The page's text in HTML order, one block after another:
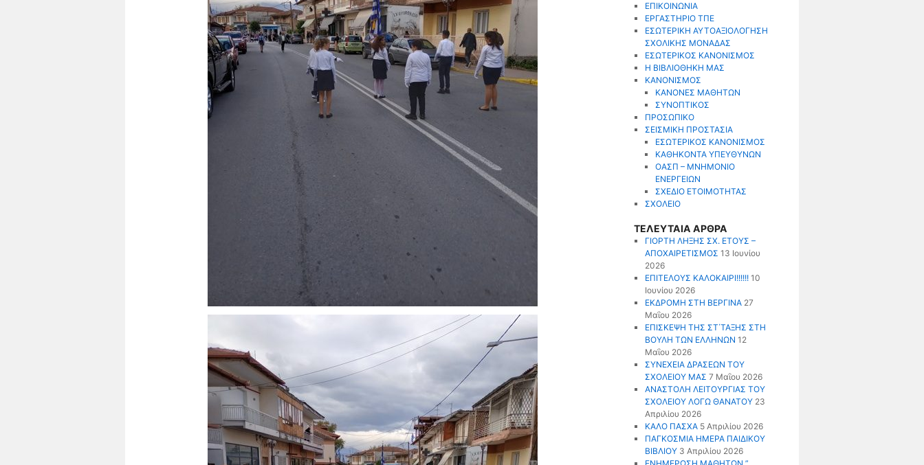
ΕΠΙΚΟΙΝΩΝΙΑ
ΕΡΓΑΣΤΗΡΙΟ ΤΠΕ
ΕΣΩΤΕΡΙΚΗ ΑΥΤΟΑΞΙΟΛΟΓΗΣΗ
ΣΧΟΛΙΚΗΣ ΜΟΝΑΔΑΣ
ΕΣΩΤΕΡΙΚΟΣ ΚΑΝΟΝΙΣΜΟΣ
Η ΒΙΒΛΙΟΘΗΚΗ ΜΑΣ
ΚΑΝΟΝΙΣΜΟΣ
ΚΑΝΟΝΕΣ ΜΑΘΗΤΩΝ
ΣΥΝΟΠΤΙΚΟΣ
ΠΡΟΣΩΠΙΚΟ
ΣΕΙΣΜΙΚΗ ΠΡΟΣΤΑΣΙΑ
ΕΣΩΤΕΡΙΚΟΣ ΚΑΝΟΝΙΣΜΟΣ
ΚΑΘΗΚΟΝΤΑ ΥΠΕΥΘΥΝΩΝ
ΟΑΣΠ – ΜΝΗΜΟΝΙΟ
ΕΝΕΡΓΕΙΩΝ
ΣΧΕΔΙΟ ΕΤΟΙΜΟΤΗΤΑΣ
ΣΧΟΛΕΙΟ
ΤΕΛΕΥΤΑΙΑ ΑΡΘΡΑ
ΓΙΟΡΤΗ ΛΗΞΗΣ ΣΧ. ΕΤΟΥΣ –
ΑΠΟΧΑΙΡΕΤΙΣΜΟΣ 13 Ιουνίου
2026
ΕΠΙΤΕΛΟΥΣ ΚΑΛΟΚΑΙΡΙ!!!!!! 10
Ιουνίου 2026
ΕΚΔΡΟΜΗ ΣΤΗ ΒΕΡΓΙΝΑ 27
Μαΐου 2026
ΕΠΙΣΚΕΨΗ ΤΗΣ ΣΤ΄ΤΑΞΗΣ ΣΤΗ
ΒΟΥΛΗ ΤΩΝ ΕΛΛΗΝΩΝ 12
Μαΐου 2026
ΣΥΝΕΧΕΙΑ ΔΡΑΣΕΩΝ ΤΟΥ
ΣΧΟΛΕΙΟΥ ΜΑΣ 7 Μαΐου 2026
ΑΝΑΣΤΟΛΗ ΛΕΙΤΟΥΡΓΙΑΣ ΤΟΥ
ΣΧΟΛΕΙΟΥ ΛΟΓΩ ΘΑΝΑΤΟΥ 23
Απριλίου 2026
ΚΑΛΟ ΠΑΣΧΑ 5 Απριλίου 2026
ΠΑΓΚΟΣΜΙΑ ΗΜΕΡΑ ΠΑΙΔΙΚΟΥ
ΒΙΒΛΙΟΥ 3 Απριλίου 2026